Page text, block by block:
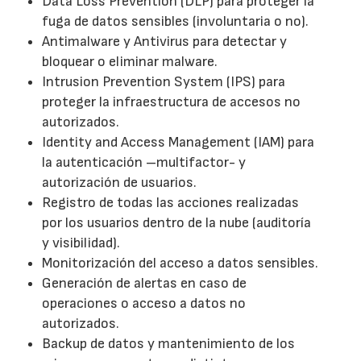
fuga de datos sensibles (involuntaria o no).
Antimalware y Antivirus para detectar y
bloquear o eliminar malware.
Intrusion Prevention System (IPS) para
proteger la infraestructura de accesos no
autorizados.
Identity and Access Management (IAM) para
la autenticación –multifactor- y
autorización de usuarios.
Registro de todas las acciones realizadas
por los usuarios dentro de la nube (auditoría
y visibilidad).
Monitorización del acceso a datos sensibles.
Generación de alertas en caso de
operaciones o acceso a datos no
autorizados.
Backup de datos y mantenimiento de los